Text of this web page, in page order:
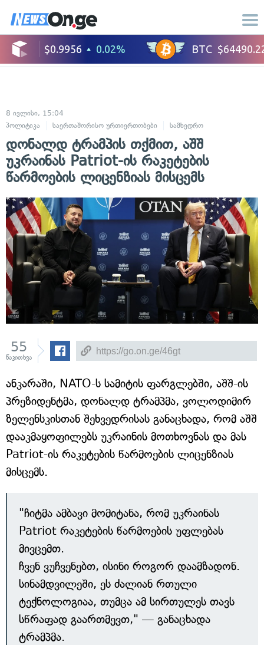
8 ივლისი, 15:04
პოლიტიკა
საერთაშორისო ურთიერთობები სამხედრო
დონალდ ტრამპის თქმით, აშშ
უკრაინას Patriot-ის რაკეტების
წარმოების ლიცენზიას მისცემს
55
წაკითხვა
ანკარაში, NATO-ს სამიტის ფარგლებში, აშშ-ის
პრეზიდენტმა, დონალდ ტრამპმა, ვოლოდიმირ
ზელენსკისთან შეხვედრისას განაცხადა, რომ აშშ
დააკმაყოფილებს უკრაინის მოთხოვნას და მას
Patriot-ის რაკეტების წარმოების ლიცენზიას
მისცემს.
"ჩიტმა ამბავი მომიტანა, რომ უკრაინას
Patriot რაკეტების წარმოების უფლებას
მივცემთ.
ჩვენ ვუჩვენებთ, ისინი როგორ დაამზადონ.
სინამდვილეში, ეს ძალიან რთული
ტექნოლოგიაა, თუმცა ამ სირთულეს თავს
სწრაფად გაართმევთ," — განაცხადა
ტრამპმა.